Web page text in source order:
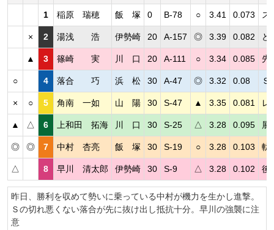
1 稲原 瑞穂 飯 塚 0 B-78 ○ 3.41 0.073 ス
× 2 湯浅 浩 伊勢崎 20 A-157 ◎ 3.39 0.082 ど
▲ 3 篠崎 実 川 口 20 A-111 ○ 3.34 0.085 先
○ 4 落合 巧 浜 松 30 A-47 ◎ 3.32 0.08 Ｓ
× ○ 5 角南 一如 山 陽 30 S-47 ▲ 3.35 0.081 レ
▲ △ 6 上和田 拓海 川 口 30 S-25 △ 3.28 0.095 展
◎ ◎ 7 中村 杏亮 飯 塚 30 S-19 ○ 3.28 0.103 軌
△ 8 早川 清太郎 伊勢崎 30 S-9 △ 3.28 0.102 後
昨日、勝利を収めて勢いに乗っている中村が機力を生かし進撃。
Ｓの切れ悪くない落合が先に抜け出し抵抗十分。早川の強襲に注
意